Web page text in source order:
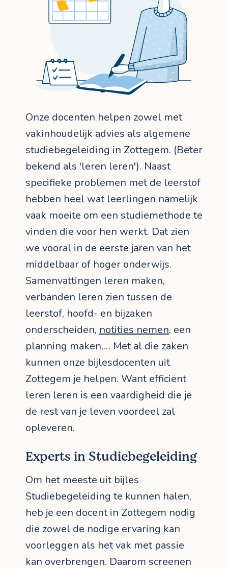
Onze docenten helpen zowel met
vakinhoudelijk advies als algemene
studiebegeleiding in Zottegem. (Beter
bekend als 'leren leren'). Naast
specifieke problemen met de leerstof
hebben heel wat leerlingen namelijk
vaak moeite om een studiemethode te
vinden die voor hen werkt. Dat zien
we vooral in de eerste jaren van het
middelbaar of hoger onderwijs.
Samenvattingen leren maken,
verbanden leren zien tussen de
leerstof, hoofd- en bijzaken
onderscheiden, notities nemen, een
planning maken,… Met al die zaken
kunnen onze bijlesdocenten uit
Zottegem je helpen. Want efficiënt
leren leren is een vaardigheid die je
de rest van je leven voordeel zal
opleveren.
Experts in Studiebegeleiding
Om het meeste uit bijles
Studiebegeleiding te kunnen halen,
heb je een docent in Zottegem nodig
die zowel de nodige ervaring kan
voorleggen als het vak met passie
kan overbrengen. Daarom screenen